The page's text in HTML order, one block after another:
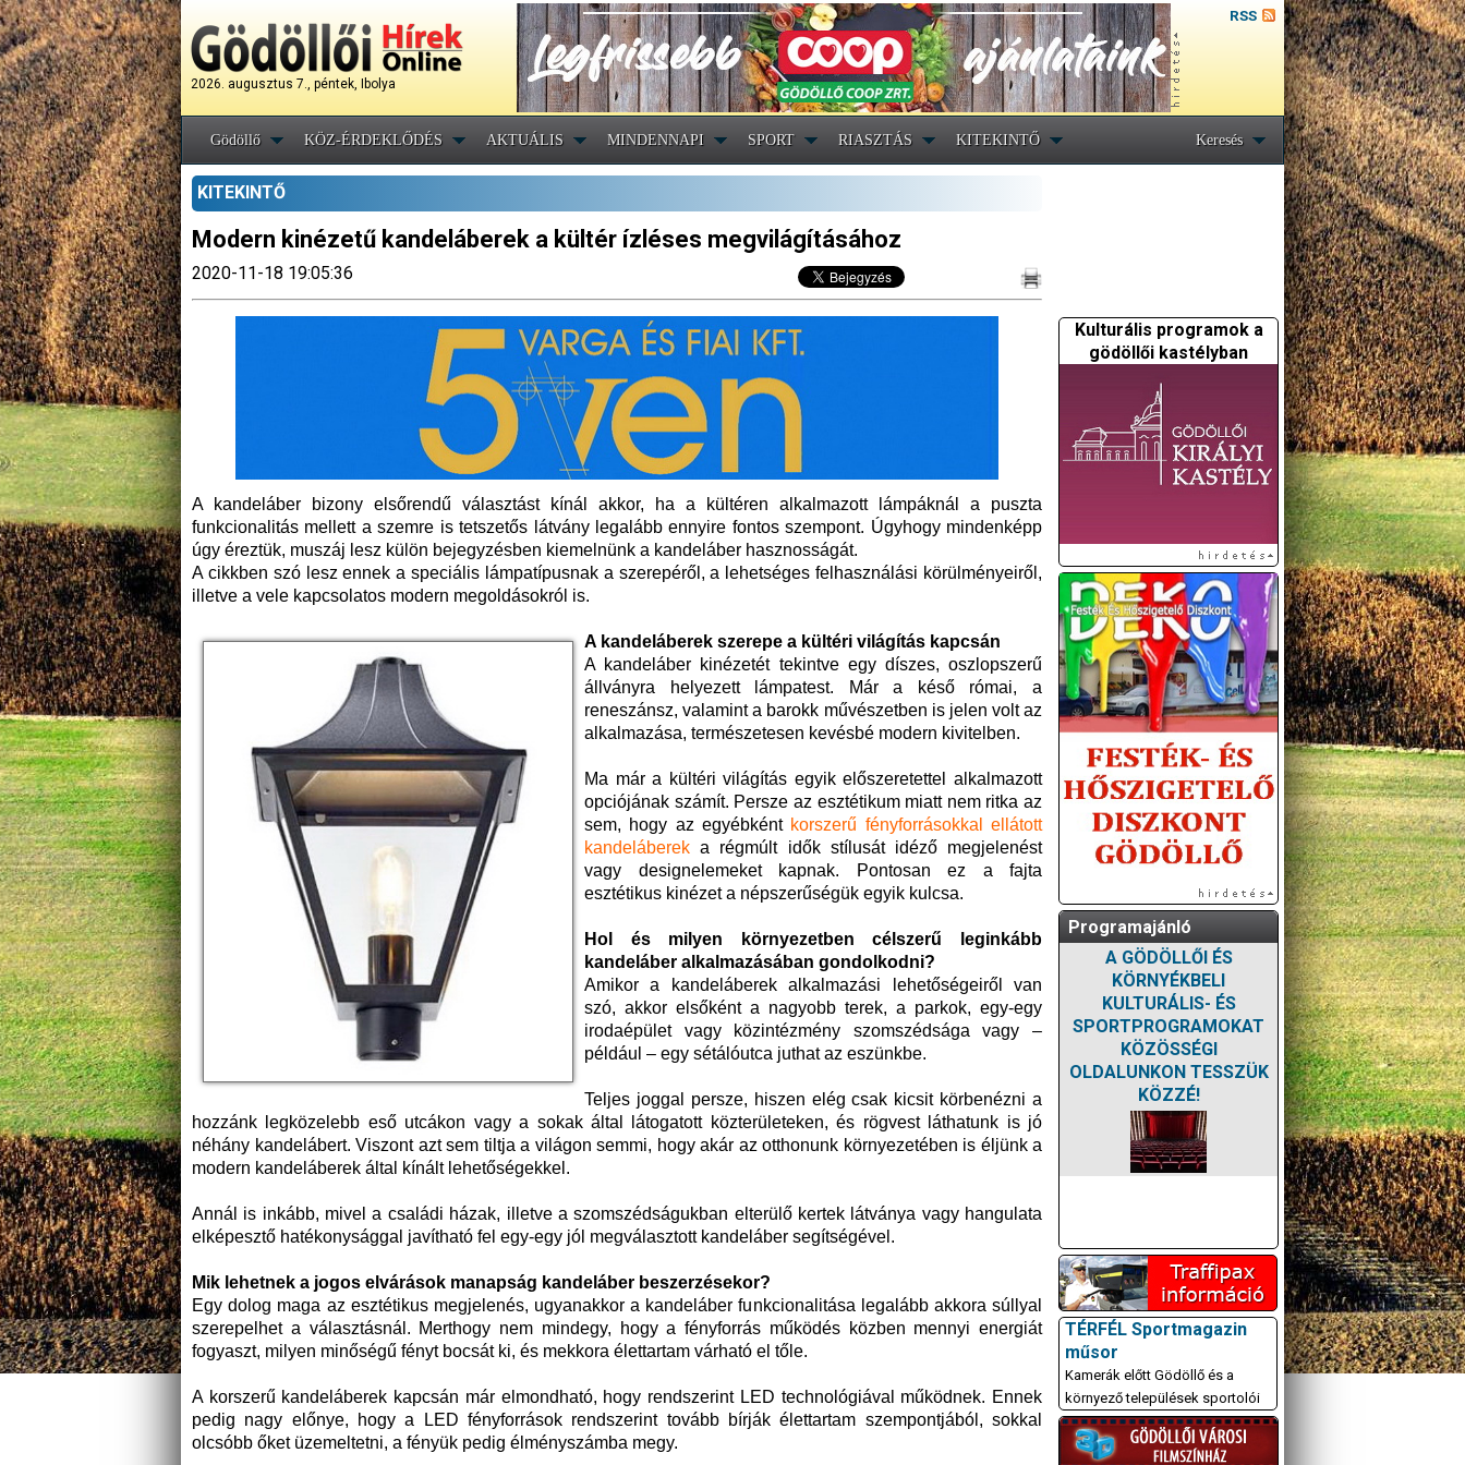
2026. augusztus 7., péntek, Ibolya
RSS
Gödöllő KÖZ-ÉRDEKLŐDÉS AKTUÁLIS MINDENNAPI SPORT RIASZTÁS KITEKINTŐ Keresés
KITEKINTŐ
Modern kinézetű kandeláberek a kültér ízléses megvilágításához
2020-11-18 19:05:36
A kandeláber bizony elsőrendű választást kínál akkor, ha a kültéren alkalmazott lámpáknál a puszta
funkcionalitás mellett a szemre is tetszetős látvány legalább ennyire fontos szempont. Úgyhogy mindenképp
úgy éreztük, muszáj lesz külön bejegyzésben kiemelnünk a kandeláber hasznosságát.
A cikkben szó lesz ennek a speciális lámpatípusnak a szerepéről, a lehetséges felhasználási körülményeiről,
illetve a vele kapcsolatos modern megoldásokról is.
A kandeláberek szerepe a kültéri világítás kapcsán
A kandeláber kinézetét tekintve egy díszes, oszlopszerű
állványra helyezett lámpatest. Már a késő római, a
reneszánsz, valamint a barokk művészetben is jelen volt az
alkalmazása, természetesen kevésbé modern kivitelben.
Ma már a kültéri világítás egyik előszeretettel alkalmazott
opciójának számít. Persze az esztétikum miatt nem ritka az
sem, hogy az egyébként korszerű fényforrásokkal ellátott
kandeláberek a régmúlt idők stílusát idéző megjelenést
vagy designelemeket kapnak. Pontosan ez a fajta
esztétikus kinézet a népszerűségük egyik kulcsa.
Hol és milyen környezetben célszerű leginkább
kandeláber alkalmazásában gondolkodni?
Amikor a kandeláberek alkalmazási lehetőségeiről van
szó, akkor elsőként a nagyobb terek, a parkok, egy-egy
irodaépület vagy közintézmény szomszédsága vagy –
például – egy sétálóutca juthat az eszünkbe.
Teljes joggal persze, hiszen elég csak kicsit körbenézni a
hozzánk legközelebb eső utcákon vagy a sokak által látogatott közterületeken, és rögvest láthatunk is jó
néhány kandelábert. Viszont azt sem tiltja a világon semmi, hogy akár az otthonunk környezetében is éljünk a
modern kandeláberek által kínált lehetőségekkel.
Annál is inkább, mivel a családi házak, illetve a szomszédságukban elterülő kertek látványa vagy hangulata
elképesztő hatékonysággal javítható fel egy-egy jól megválasztott kandeláber segítségével.
Mik lehetnek a jogos elvárások manapság kandeláber beszerzésekor?
Egy dolog maga az esztétikus megjelenés, ugyanakkor a kandeláber funkcionalitása legalább akkora súllyal
szerepelhet a választásnál. Merthogy nem mindegy, hogy a fényforrás működés közben mennyi energiát
fogyaszt, milyen minőségű fényt bocsát ki, és mekkora élettartam várható el tőle.
A korszerű kandeláberek kapcsán már elmondható, hogy rendszerint LED technológiával működnek. Ennek
pedig nagy előnye, hogy a LED fényforrások rendszerint tovább bírják élettartam szempontjából, sokkal
olcsóbb őket üzemeltetni, a fényük pedig élményszámba megy.
Kulturális programok a
gödöllői kastélyban
Programajánló
A GÖDÖLLŐI ÉS
KÖRNYÉKBELI
KULTURÁLIS- ÉS
SPORTPROGRAMOKAT
KÖZÖSSÉGI
OLDALUNKON TESSZÜK
KÖZZÉ!
TÉRFÉL Sportmagazin
műsor
Kamerák előtt Gödöllő és a
környező települések sportolói